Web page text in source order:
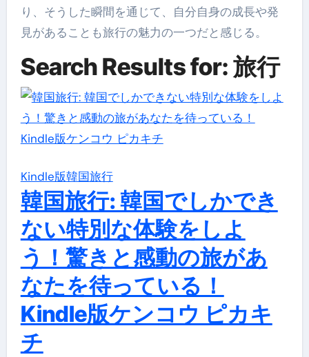
り、そうした瞬間を通じて、自分自身の成長や発
見があることも旅行の魅力の一つだと感じる。
Search Results for: 旅行
Kindle版韓国旅行
韓国旅行: 韓国でしかでき
ない特別な体験をしよ
う！驚きと感動の旅があ
なたを待っている！
Kindle版ケンコウ ピカキ
チ